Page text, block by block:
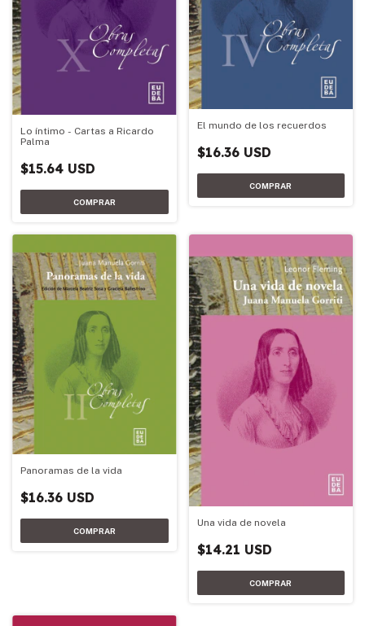
Lo íntimo - Cartas a Ricardo
Palma
$15.64 USD
El mundo de los recuerdos
$16.36 USD
Panoramas de la vida
$16.36 USD
Una vida de novela
$14.21 USD